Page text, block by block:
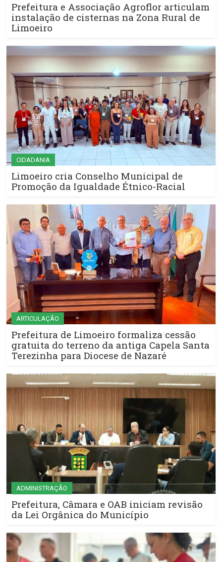
Prefeitura e Associação Agroflor articulam
instalação de cisternas na Zona Rural de
Limoeiro
CIDADANIA
Limoeiro cria Conselho Municipal de
Promoção da Igualdade Étnico-Racial
ARTICULAÇÃO
Prefeitura de Limoeiro formaliza cessão
gratuita do terreno da antiga Capela Santa
Terezinha para Diocese de Nazaré
ADMINISTRAÇÃO
Prefeitura, Câmara e OAB iniciam revisão
da Lei Orgânica do Município